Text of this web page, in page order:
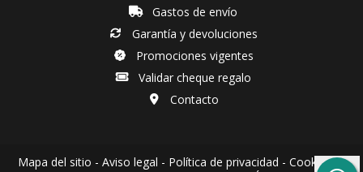
Gastos de envío
Garantía y devoluciones
Promociones vigentes
Validar cheque regalo
Contacto
Mapa del sitio - Aviso legal - Política de privacidad - Cookies-